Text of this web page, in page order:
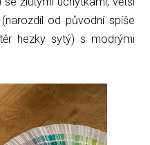
od původní spíše
hezky sytý) s modrými